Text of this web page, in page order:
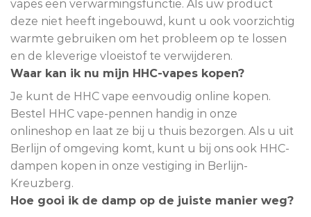
vapes een verwarmingsfunctie. Als uw product
deze niet heeft ingebouwd, kunt u ook voorzichtig
warmte gebruiken om het probleem op te lossen
en de kleverige vloeistof te verwijderen.
Waar kan ik nu mijn HHC-vapes kopen?
Je kunt de HHC vape eenvoudig online kopen.
Bestel HHC vape-pennen handig in onze
onlineshop en laat ze bij u thuis bezorgen. Als u uit
Berlijn of omgeving komt, kunt u bij ons ook HHC-
dampen kopen in onze vestiging in Berlijn-
Kreuzberg.
Hoe gooi ik de damp op de juiste manier weg?